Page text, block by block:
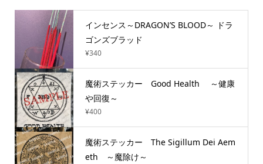
インセンス～DRAGON’S BLOOD～ ドラ
ゴンズブラッド
¥340
魔術ステッカー Good Health ～健康
や回復～
¥400
魔術ステッカー The Sigillum Dei Aem
eth ～魔除け～